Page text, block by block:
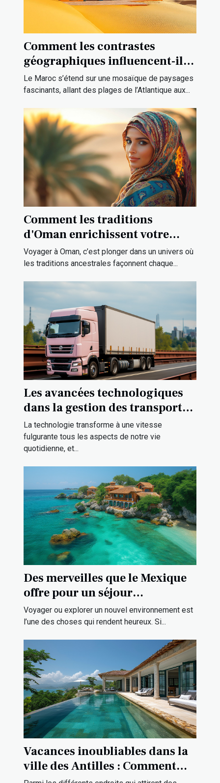
Comment les contrastes
géographiques influencent-ils
la culture marocaine ?
Le Maroc s’étend sur une mosaïque de paysages
fascinants, allant des plages de l’Atlantique aux...
Comment les traditions
d'Oman enrichissent votre
expérience de voyage ?
Voyager à Oman, c’est plonger dans un univers où
les traditions ancestrales façonnent chaque...
Les avancées technologiques
dans la gestion des transports à
Strasbourg
La technologie transforme à une vitesse
fulgurante tous les aspects de notre vie
quotidienne, et...
Des merveilles que le Mexique
offre pour un séjour
exceptionnel ?
Voyager ou explorer un nouvel environnement est
l’une des choses qui rendent heureux. Si...
Vacances inoubliables dans la
ville des Antilles : Comment